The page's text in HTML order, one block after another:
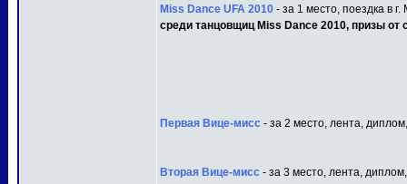
Miss Dance UFA 2010 - за 1 место, поездка в
среди танцовщиц Miss Dance 2010, призы от
Первая Вице-мисс - за 2 место, лента,
Вторая Вице-мисс - за 3 место, лента,